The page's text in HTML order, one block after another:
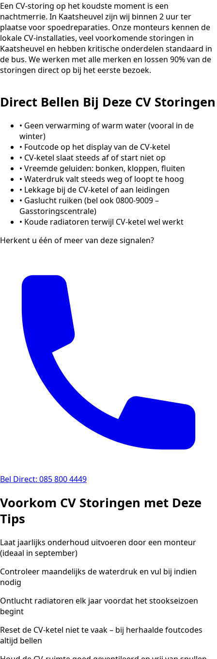
Een CV-storing op het koudste moment is een
nachtmerrie. In Kaatsheuvel zijn wij binnen 2 uur ter
plaatse voor spoedreparaties. Onze monteurs kennen de
lokale CV-installaties, veel voorkomende storingen in
Kaatsheuvel en hebben kritische onderdelen standaard in
de bus. We werken met alle merken en lossen 90% van de
storingen direct op bij het eerste bezoek.
Direct Bellen Bij Deze CV Storingen
• Geen verwarming of warm water (vooral in de
winter)
• Foutcode op het display van de CV-ketel
• CV-ketel slaat steeds af of start niet op
• Vreemde geluiden: bonken, kloppen, fluiten
• Waterdruk valt steeds weg of loopt te hoog
• Lekkage bij de CV-ketel of aan leidingen
• Gaslucht ruiken (bel ook 0800-9009 –
Gasstoringscentrale)
• Koude radiatoren terwijl CV-ketel wel werkt
Herkent u één of meer van deze signalen?
Bel Direct: 085 800 4449
Voorkom CV Storingen met Deze
Tips
Laat jaarlijks onderhoud uitvoeren door een monteur
(ideaal in september)
Controleer maandelijks de waterdruk en vul bij indien
nodig
Ontlucht radiatoren elk jaar voordat het stookseizoen
begint
Reset de CV-ketel niet te vaak – bij herhaalde foutcodes
altijd bellen